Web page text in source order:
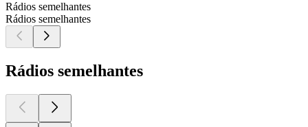
Rádios semelhantes
Rádios semelhantes
Rádios semelhantes